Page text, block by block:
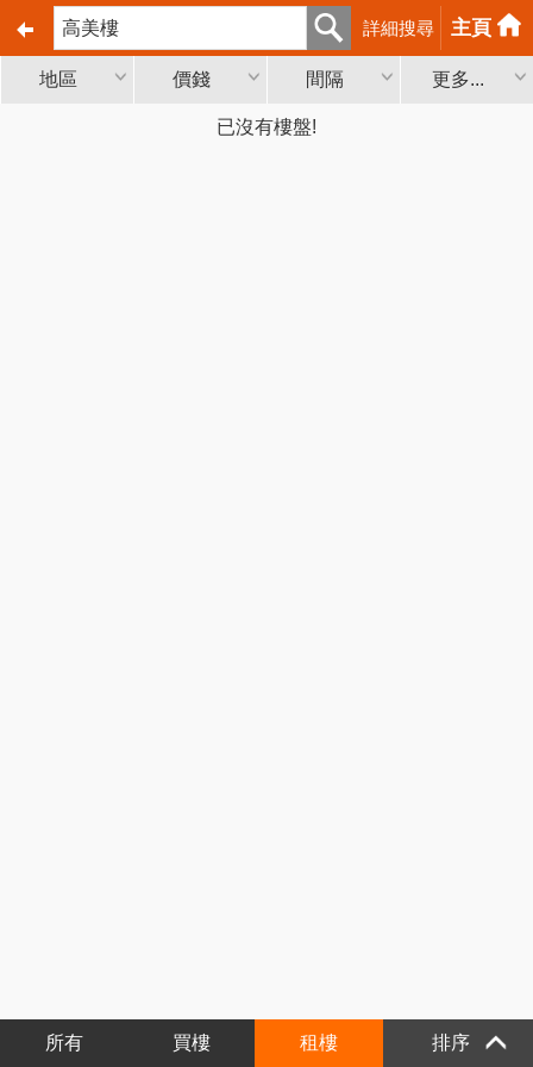
詳細搜尋 主頁
地區 價錢 間隔 更多...
已沒有樓盤!
所有 買樓 租樓 排序